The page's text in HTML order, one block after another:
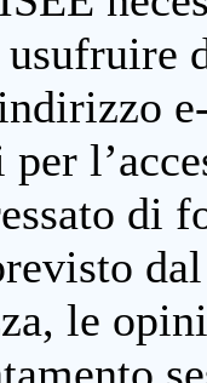
di
le